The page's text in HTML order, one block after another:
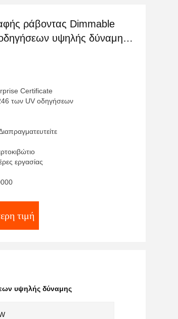
ράβοντας Dimmable
υψηλής δύναμης
Certificate
των UV οδηγήσεων
εργασίας
τιμή
υψηλής δύναμης